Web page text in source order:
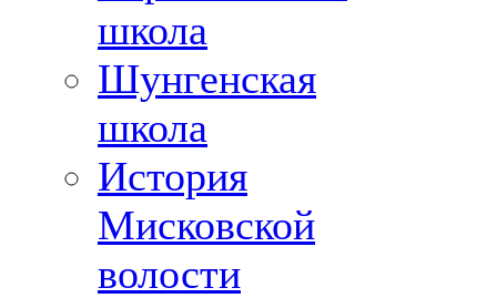
школа
Шунгенская
школа
История
Мисковской
волости